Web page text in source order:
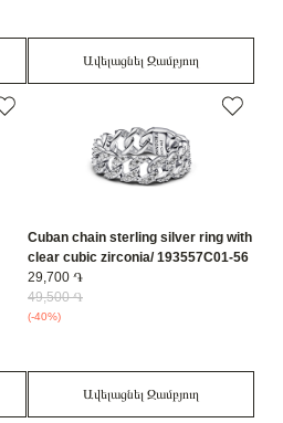
Ավելացնել Զամբյուղ
Cuban chain sterling silver ring with
clear cubic zirconia/ 193557C01-56
29,700 ֏
49,500 ֏
(-40%)
Ավելացնել Զամբյուղ